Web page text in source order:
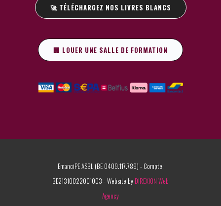
🚀 TÉLÉCHARGEZ NOS LIVRES BLANCS
🏢 LOUER UNE SALLE DE FORMATION
EmanciPE ASBL (BE 0409.117.789) - Compte:
BE21310022001003 - Website by DIREXION Web
Agency